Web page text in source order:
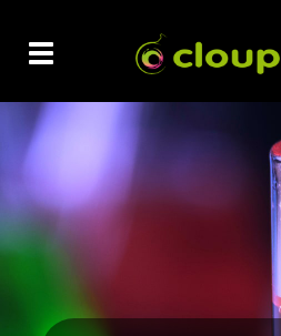
Toggle
navigation